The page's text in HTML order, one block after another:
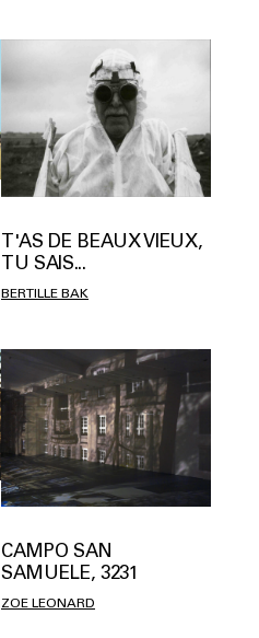
T'AS DE BEAUX VIEUX,
TU SAIS...
BERTILLE BAK
CAMPO SAN
SAMUELE, 3231
ZOE LEONARD